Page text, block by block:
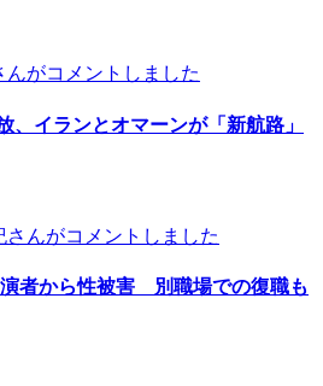
んがコメントしました
、イランとオマーンが「新航路」
さんがコメントしました
者から性被害 別職場での復職も